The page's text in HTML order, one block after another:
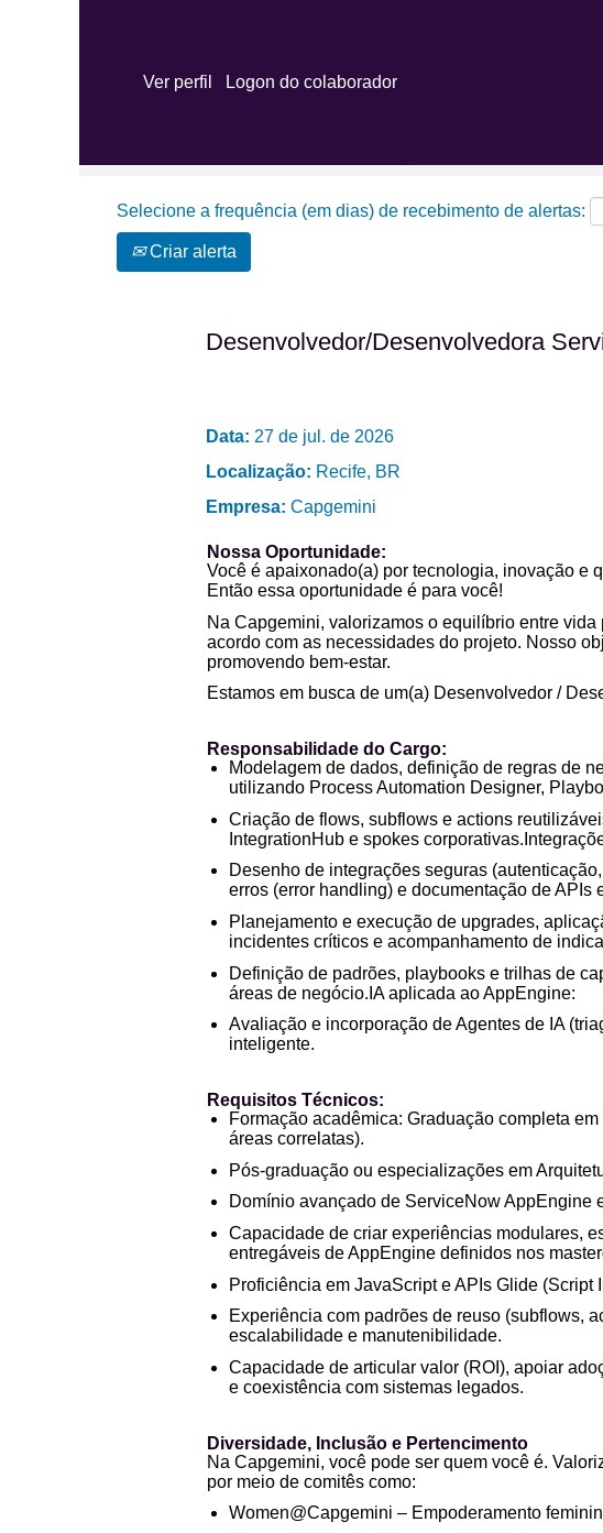
Ver perfil Logon do colaborador
Selecione a frequência (em dias) de recebimento de alertas:
Criar alerta
Desenvolvedor/Desenvolvedora
Data: 27 de jul. de 2026
Localização: Recife, BR
Empresa: Capgemini
Nossa Oportunidade:
Você é apaixonado(a) por tecnologia, inovação e
Então essa oportunidade é para você!
Na Capgemini, valorizamos o equilíbrio entre
acordo com as necessidades do projeto. Nosso
promovendo bem-estar.
Estamos em busca de um(a) Desenvolvedor /
Responsabilidade do Cargo:
Modelagem de dados, definição de regras de
utilizando Process Automation Designer,
Criação de flows, subflows e actions
IntegrationHub e spokes
Desenho de integrações seguras
erros (error handling) e documentação de
Planejamento e execução de upgrades,
incidentes críticos e acompanhamento de
Definição de padrões, playbooks e trilhas de
áreas de negócio.IA aplicada ao AppEngine:
Avaliação e incorporação de Agentes de IA
inteligente.
Requisitos Técnicos:
Formação acadêmica: Graduação completa
áreas correlatas).
Pós-graduação ou especializações em
Domínio avançado de ServiceNow AppEngine
Capacidade de criar experiências modulares,
entregáveis de AppEngine definidos nos
Proficiência em JavaScript e APIs Glide
Experiência com padrões de reuso (subflows,
escalabilidade e manutenibilidade.
Capacidade de articular valor (ROI), apoiar
e coexistência com sistemas legados.
Diversidade, Inclusão e Pertencimento
Na Capgemini, você pode ser quem você é.
por meio de comitês como:
Women@Capgemini – Empoderamento